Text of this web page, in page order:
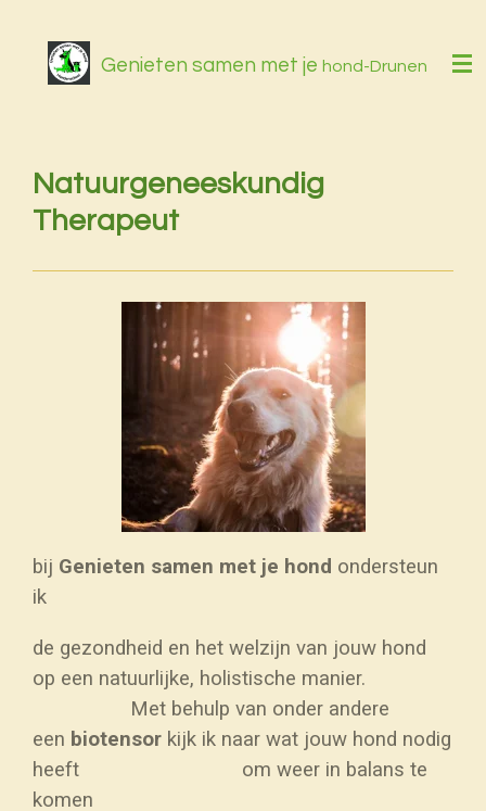
direct
naar
Genieten samen met je hond-Drunen
Natuurgeneeskundig
Therapeut
bij Genieten samen met je hond ondersteun
ik
de gezondheid en het welzijn van jouw hond
op een natuurlijke, holistische manier.
Met behulp van onder andere
een biotensor kijk ik naar wat jouw hond nodig
heeft om weer in balans te
komen